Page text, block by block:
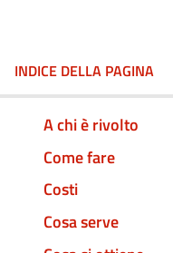
INDICE DELLA PAGINA
A chi è rivolto
Come fare
Costi
Cosa serve